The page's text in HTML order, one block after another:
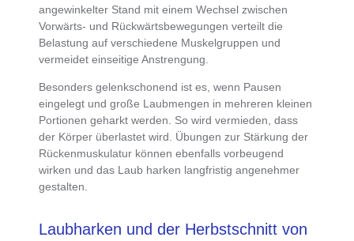
angewinkelter Stand mit einem Wechsel zwischen
Vorwärts- und Rückwärtsbewegungen verteilt die
Belastung auf verschiedene Muskelgruppen und
vermeidet einseitige Anstrengung.
Besonders gelenkschonend ist es, wenn Pausen
eingelegt undgroße Laubmengen in mehreren kleinen
Portionen geharkt werden. So wird vermieden, dass
der Körper überlastet wird. Übungen zur Stärkung der
Rückenmuskulatur können ebenfalls vorbeugend
wirken und das Laub harken langfristig angenehmer
gestalten.
Laubharken und der Herbstschnitt von